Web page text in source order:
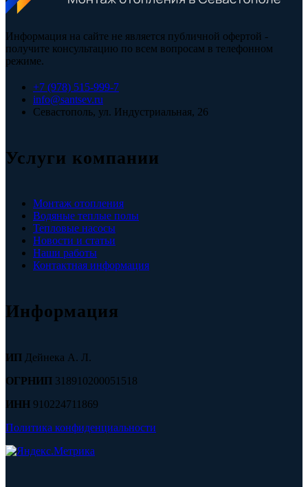
Информация на сайте не является публичной офертой -
получите консультацию по всем вопросам в телефонном
режиме.
+7 (978) 515-999-7
info@santsev.ru
Севастополь, ул. Индустриальная, 26
Услуги компании
Монтаж отопления
Водяные теплые полы
Тепловые насосы
Новости и статьи
Наши работы
Контактная информация
Информация
ИП Дейнека А. Л.
ОГРНИП 318910200051518
ИНН 910224711869
Политика конфиденциальности